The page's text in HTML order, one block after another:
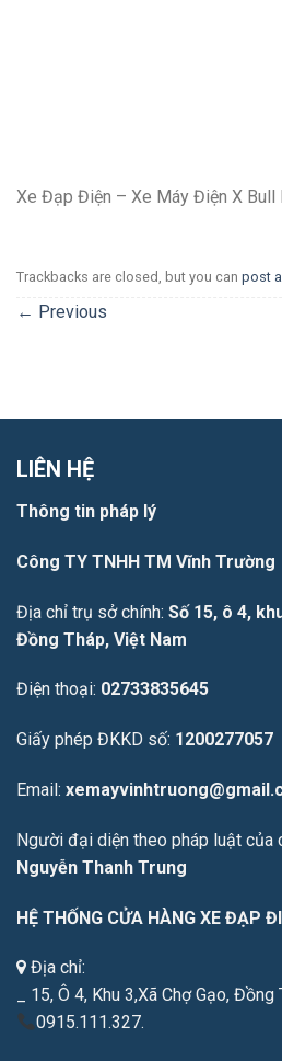
Xe Đạp Điện – Xe Máy Điện X Bull
Trackbacks are closed, but you can post
← Previous
LIÊN HỆ
Thông tin pháp lý
Công TY TNHH TM Vĩnh Trường
Địa chỉ trụ sở chính: Số 15, ô 4,
Đồng Tháp, Việt Nam
Điện thoại: 02733835645
Giấy phép ĐKKD số: 1200277057
Email:
Người đại diện theo pháp luật của
Nguyễn Thanh Trung
HỆ THỐNG CỬA HÀNG XE ĐẠP
Địa chỉ:
_ 15, Ô 4, Khu 3,Xã Chợ Gạo, Đồng
0915.111.327.